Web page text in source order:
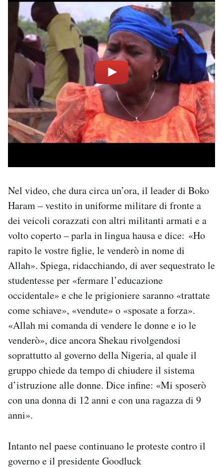
Nel video, che dura circa un’ora, il leader di Boko
Haram – vestito in uniforme militare di fronte a
dei veicoli corazzati con altri militanti armati e a
volto coperto – parla in lingua hausa e dice: «Ho
rapito le vostre figlie, le venderò in nome di
Allah». Spiega, ridacchiando, di aver sequestrato le
studentesse per «fermare l’educazione
occidentale» e che le prigioniere saranno «trattate
come schiave», «vendute» o «sposate a forza».
«Allah mi comanda di vendere le donne e io le
venderò», dice ancora Shekau rivolgendosi
soprattutto al governo della Nigeria, al quale il
gruppo chiede da tempo di chiudere il sistema
d’istruzione alle donne. Dice infine: «Mi sposerò
con una donna di 12 anni e con una ragazza di 9
anni».
Intanto nel paese continuano le proteste contro il
governo e il presidente Goodluck